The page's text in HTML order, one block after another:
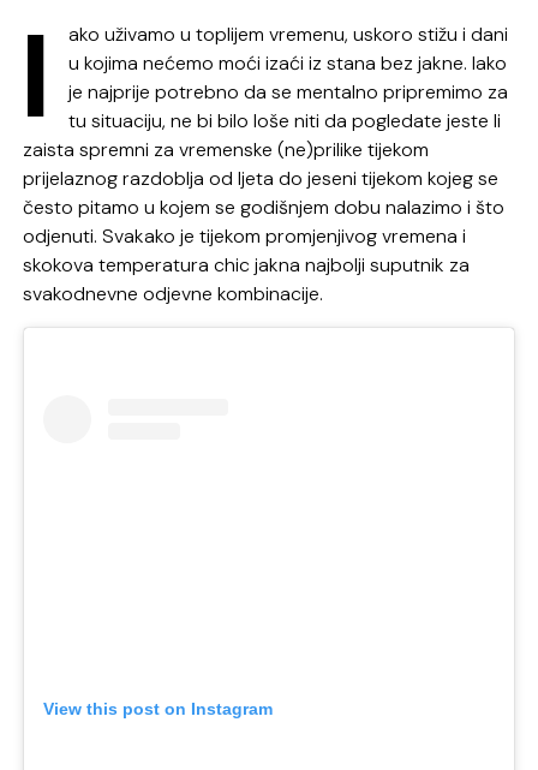
I
ako uživamo u toplijem vremenu, uskoro stižu i dani
u kojima nećemo moći izaći iz stana bez jakne. Iako
je najprije potrebno da se mentalno pripremimo za
tu situaciju, ne bi bilo loše niti da pogledate jeste li
zaista spremni za vremenske (ne)prilike tijekom
prijelaznog razdoblja od ljeta do jeseni tijekom kojeg se
često pitamo u kojem se godišnjem dobu nalazimo i što
odjenuti. Svakako je tijekom promjenjivog vremena i
skokova temperatura chic jakna najbolji suputnik za
svakodnevne odjevne kombinacije.
View this post on Instagram